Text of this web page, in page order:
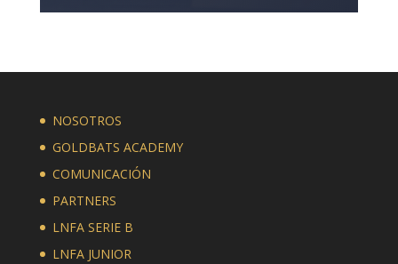
NOSOTROS
GOLDBATS ACADEMY
COMUNICACIÓN
PARTNERS
LNFA SERIE B
LNFA JUNIOR